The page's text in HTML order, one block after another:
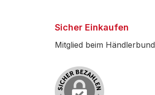
Sicher Einkaufen
Mitglied beim Händlerbund